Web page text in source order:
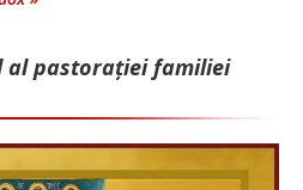
al pastorației familiei